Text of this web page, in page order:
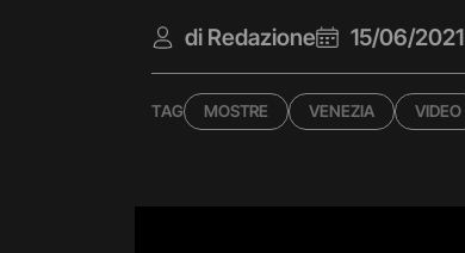
di Redazione 15/06/2021
TAG MOSTRE VENEZIA VIDEO